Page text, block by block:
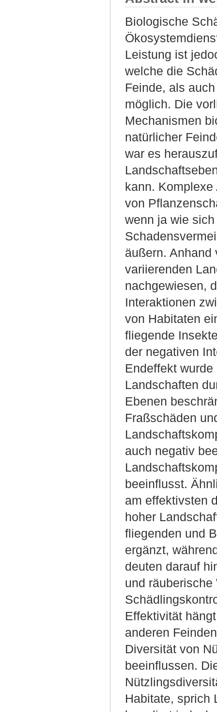
Biologische
Leistung ist
welche die
Feinde, als
möglich. Die
Mechanismen
natürlicher
war es
kann.
von
wenn ja wie
äußern. Anhand
variierenden
nachgewiesen,
Interaktionen
von Habitaten
fliegende
der negativen
Endeffekt
Landschaften
Ebenen
Fraßschäden
auch negativ
beeinflusst.
am effektivsten
hoher
fliegenden und
ergänzt,
deuten darauf
und
Effektivität
anderen
Diversität von
beeinflussen.
Habitate, sprich